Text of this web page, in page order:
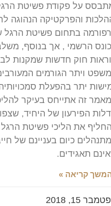
על פקודת פשיטת
והפרקטיקה הנהוגה
בתחום פשיטת הרגל
הרשמי , אך בנוסף,
חוק חדשות שמקנות
ויתר הגורמים
יתר בהפעלת
זה אתייחס בעיקר
הפירעון של היחיד,
את הליכי פשיטת הרגל
כיום בעניינם של
תאגידים.
קריאה »
15, 2018